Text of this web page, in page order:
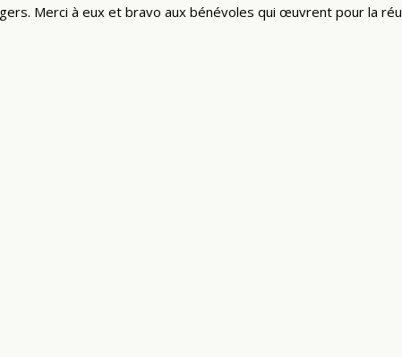
Merci à eux et bravo aux bénévoles qui œuvrent pour la